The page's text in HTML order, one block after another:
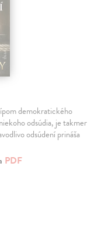
demokratického
odsúdia, je takmer
odsúdení prináša
PDF